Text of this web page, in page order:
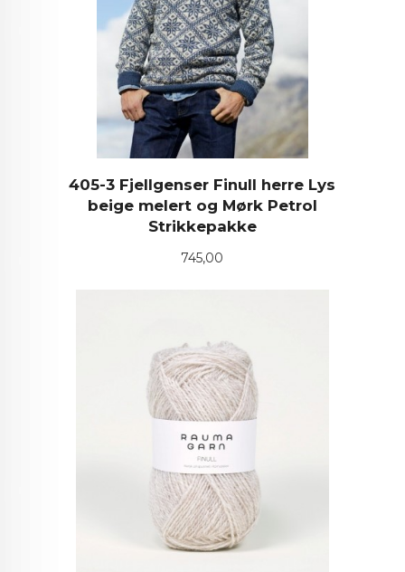
405-3 Fjellgenser Finull herre Lys
beige melert og Mørk Petrol
Strikkepakke
Pris
745,00